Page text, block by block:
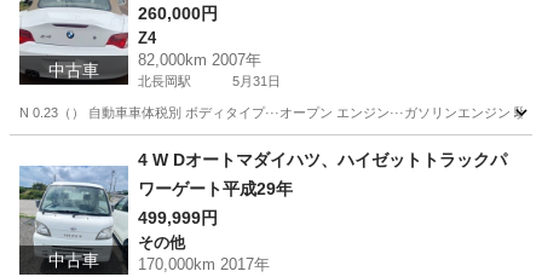
中古車
260,000円
Z4
82,000km 2007年
北長岡駅 5月31日
N 0.23（） 自動車車体税別 ボディタイプ···オープン エンジン···ガソリンエンジン 駆
北長岡駅 エンジン
中古車
4 W Dオートマダイハツ、ハイゼットトラックパ
ワーゲート平成29年
499,999円
その他
170,000km 2017年